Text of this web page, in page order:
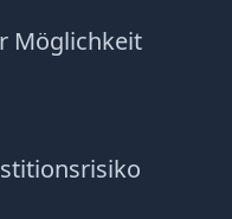
Möglichkeit